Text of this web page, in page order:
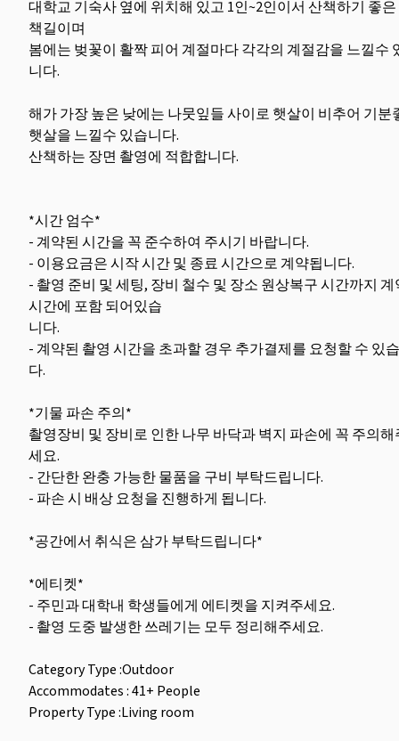
대학교 기숙사 옆에 위치해 있고 1인~2인이서 산책하기 좋
책길이며
봄에는 벚꽃이 활짝 피어 계절마다 각각의 계절감을 느낄수
니다.
해가 가장 높은 낮에는 나뭇잎들 사이로 햇살이 비추어 기분
햇살을 느낄수 있습니다.
산책하는 장면 촬영에 적합합니다.
*시간 엄수*
- 계약된 시간을 꼭 준수하여 주시기 바랍니다.
- 이용요금은 시작 시간 및 종료 시간으로 계약됩니다.
- 촬영 준비 및 세팅, 장비 철수 및 장소 원상복구 시간까지 계
시간에 포함 되어있습
니다.
- 계약된 촬영 시간을 초과할 경우 추가결제를 요청할 수 있
다.
*기물 파손 주의*
촬영장비 및 장비로 인한 나무 바닥과 벽지 파손에 꼭 주의해
세요.
- 간단한 완충 가능한 물품을 구비 부탁드립니다.
- 파손 시 배상 요청을 진행하게 됩니다.
*공간에서 취식은 삼가 부탁드립니다*
*에티켓*
- 주민과 대학내 학생들에게 에티켓을 지켜주세요.
- 촬영 도중 발생한 쓰레기는 모두 정리해주세요.
Category Type :Outdoor
Accommodates : 41+ People
Property Type :Living room